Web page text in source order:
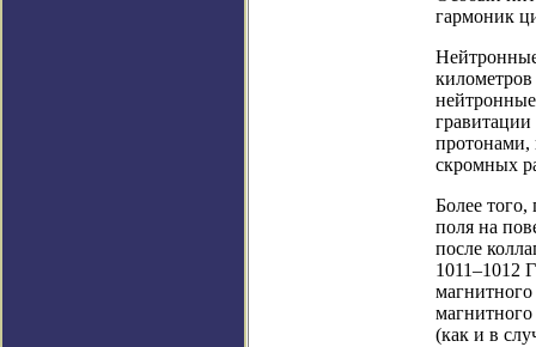
гармоник
нейтронные
гравитации
протонами,
скромных
Более
поля на
после
1011–1012
(как и в